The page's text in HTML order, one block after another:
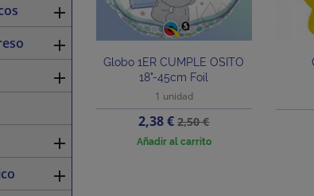





Globo 1ER CUMPLE OSITO
18"-45cm Foil
1 unidad
Precio
2,38 €Precio
base
2,50 €
Añadir al carrito